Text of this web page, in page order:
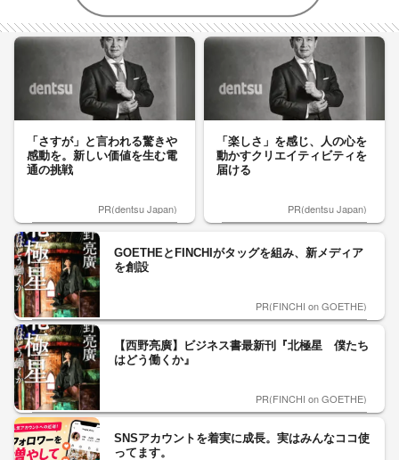
「さすが」と言われる驚きや
感動を。新しい価値を生む電
通の挑戦
PR(dentsu Japan)
「楽しさ」を感じ、人の心を
動かすクリエイティビティを
届ける
PR(dentsu Japan)
GOETHEとFINCHIがタッグを組み、新メディア
を創設
PR(FINCHI on GOETHE)
【西野亮廣】ビジネス書最新刊『北極星 僕たち
はどう働くか』
PR(FINCHI on GOETHE)
SNSアカウントを着実に成長。実はみんなココ使
ってます。